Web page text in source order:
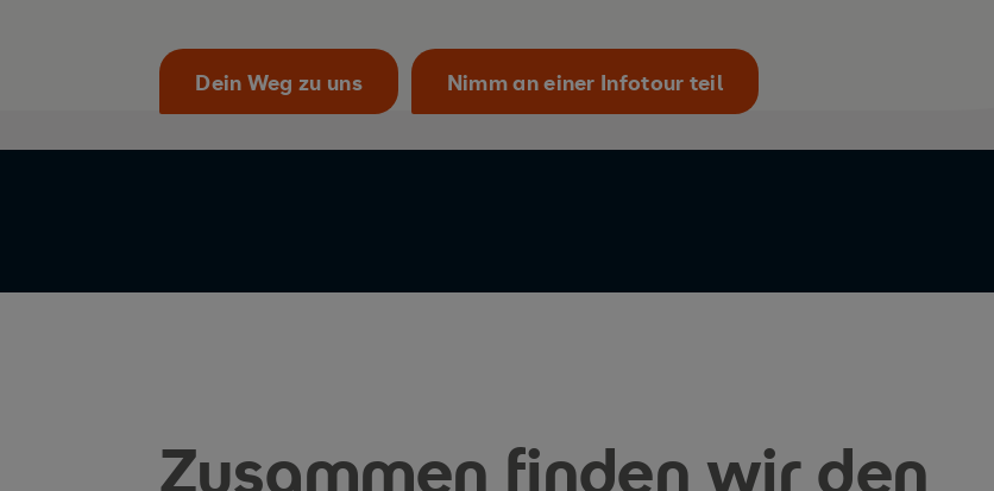
Dein Weg zu uns Nimm an einer Infotour teil
Zusammen finden wir den